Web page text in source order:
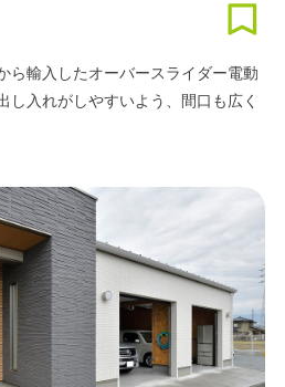
ら輸入したオーバースライダー電動
し入れがしやすいよう、間口も広く